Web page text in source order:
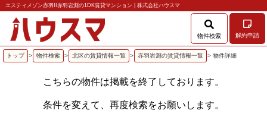
エスティメゾン赤羽II赤羽岩淵の1DK賃貸マンション | 株式会社ハウスマ
物件検索 解約申請
トップ > 物件検索 > 北区の賃貸情報一覧 > 赤羽岩淵の賃貸情報一覧 > 物件詳細
こちらの物件は掲載を終了しております。
条件を変えて、再度検索をお願いします。